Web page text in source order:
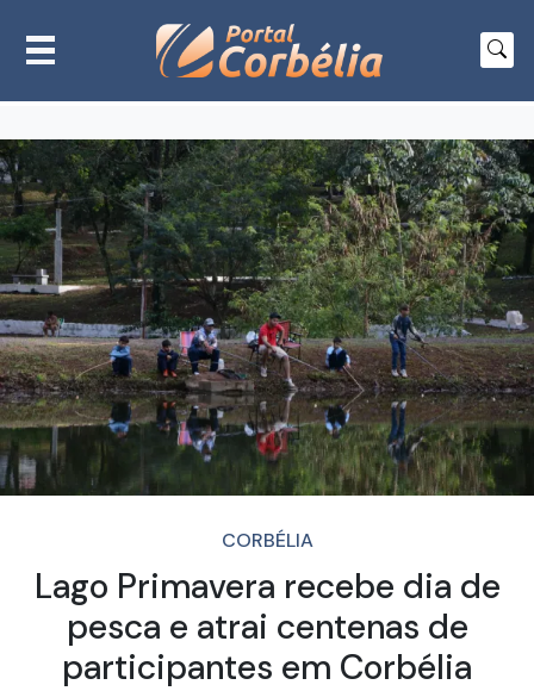
CORBÉLIA
Lago Primavera recebe dia de
pesca e atrai centenas de
participantes em Corbélia